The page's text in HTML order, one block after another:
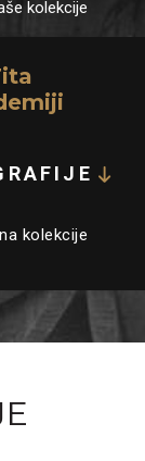
kolekcije
kolekcije